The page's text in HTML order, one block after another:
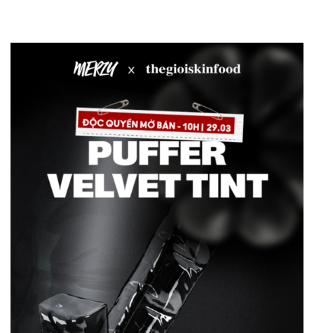
Nước Gucci Beauty
Foundation sẽ là sản phẩm
Nước Gucci Beauty
Foundation sẽ là sản phẩm